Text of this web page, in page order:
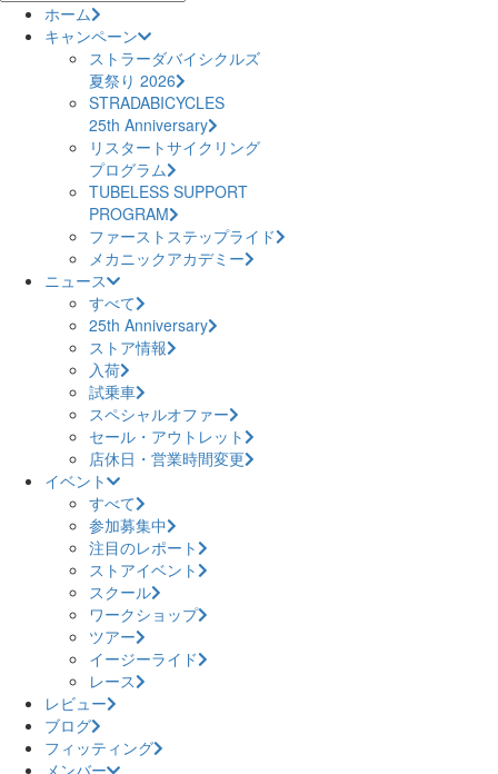
ホーム
キャンペーン
ストラーダバイシクルズ
夏祭り 2026
STRADABICYCLES
25th Anniversary
リスタートサイクリング
プログラム
TUBELESS SUPPORT
PROGRAM
ファーストステップライド
メカニックアカデミー
ニュース
すべて
25th Anniversary
ストア情報
入荷
試乗車
スペシャルオファー
セール・アウトレット
店休日・営業時間変更
イベント
すべて
参加募集中
注目のレポート
ストアイベント
スクール
ワークショップ
ツアー
イージーライド
レース
レビュー
ブログ
フィッティング
メンバー